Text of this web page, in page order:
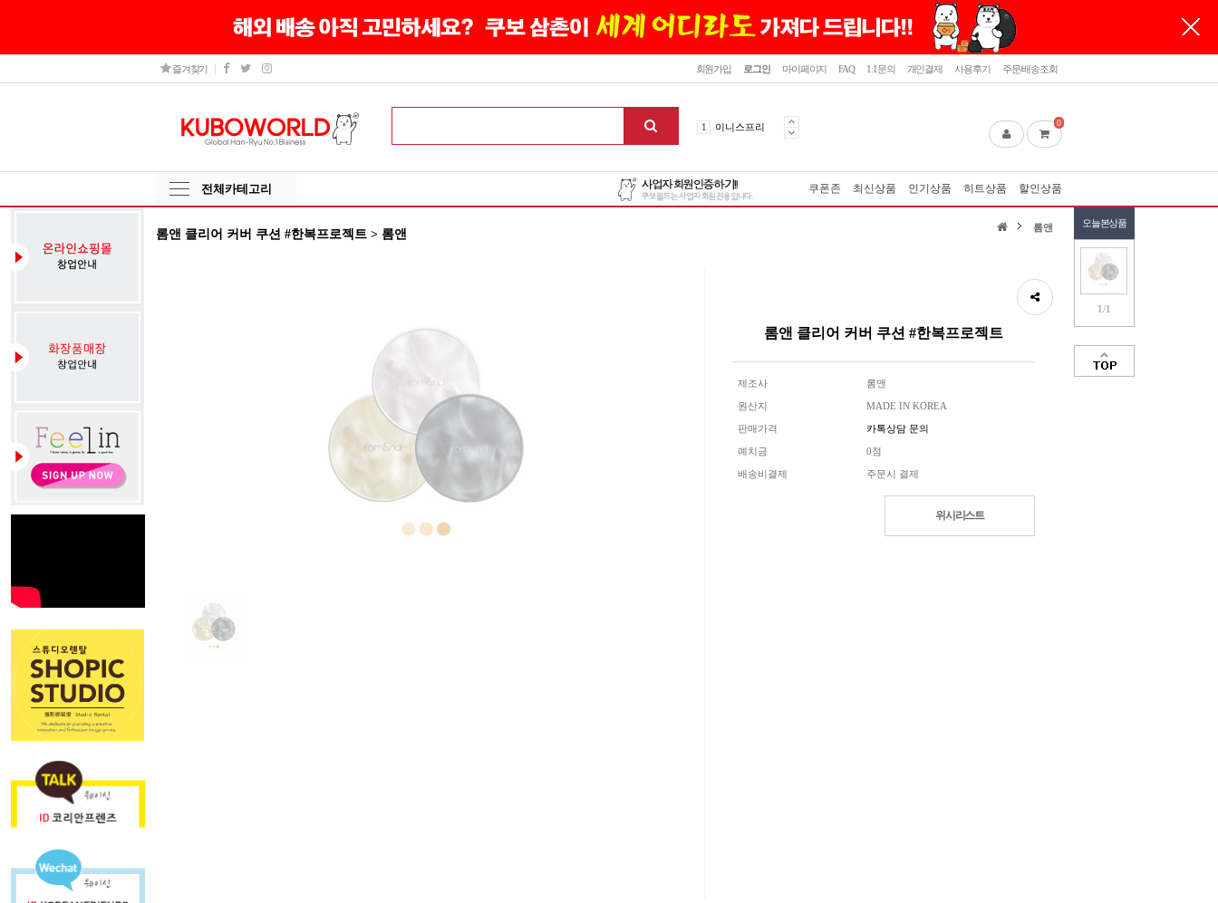
닫기
회원가입 로그인 마이페이지 FAQ 1:1문의 개인결제 사용후기 주문/배송조회
즐겨찾기
4 메디힐
5 라네즈
0
전체카테고리 쿠폰존 최신상품 인기상품 히트상품 할인상품
롬앤 클리어 커버 쿠션 #한복프로젝트 > 롬앤
오늘본상품
1/1
롬앤
롬앤 클리어 커버 쿠션 #한복프로젝트
제조사 롬앤
원산지 MADE IN KOREA
판매가격 카톡상담 문의
예치금 0점
배송비결제 주문시 결제
위시리스트